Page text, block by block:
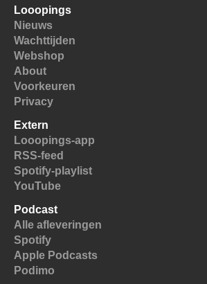
Looopings
Nieuws
Wachttijden
Webshop
About
Voorkeuren
Privacy
Extern
Looopings-app
RSS-feed
Spotify-playlist
YouTube
Podcast
Alle afleveringen
Spotify
Apple Podcasts
Podimo